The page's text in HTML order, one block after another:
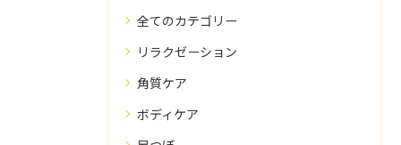
全てのカテゴリー
リラクゼーション
角質ケア
ボディケア